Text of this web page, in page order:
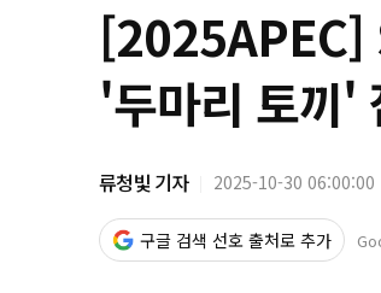
[2025APEC]
'두마리 토끼'
류청빛 기자 2025-10-30 06:00:00
구글 검색 선호 출처로 추가